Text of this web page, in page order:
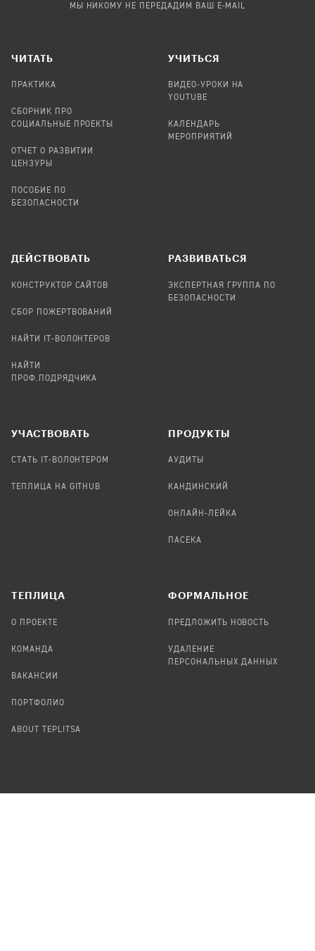
МЫ НИКОМУ НЕ ПЕРЕДАДИМ ВАШ E-MAIL
ЧИТАТЬ
ПРАКТИКА
СБОРНИК ПРО
СОЦИАЛЬНЫЕ ПРОЕКТЫ
ОТЧЕТ О РАЗВИТИИ
ЦЕНЗУРЫ
ПОСОБИЕ ПО
БЕЗОПАСНОСТИ
УЧИТЬСЯ
ВИДЕО-УРОКИ НА
YOUTUBE
КАЛЕНДАРЬ
МЕРОПРИЯТИЙ
ДЕЙСТВОВАТЬ
КОНСТРУКТОР САЙТОВ
СБОР ПОЖЕРТВОВАНИЙ
НАЙТИ IT-ВОЛОНТЕРОВ
НАЙТИ
ПРОФ.ПОДРЯДЧИКА
РАЗВИВАТЬСЯ
ЭКСПЕРТНАЯ ГРУППА ПО
БЕЗОПАСНОСТИ
УЧАСТВОВАТЬ
СТАТЬ IT-ВОЛОНТЕРОМ
ТЕПЛИЦА НА GITHUB
ПРОДУКТЫ
АУДИТЫ
КАНДИНСКИЙ
ОНЛАЙН-ЛЕЙКА
ПАСЕКА
TЕПЛИЦА
О ПРОЕКТЕ
КОМАНДА
ВАКАНСИИ
ПОРТФОЛИО
ABOUT TEPLITSA
ФОРМАЛЬНОЕ
ПРЕДЛОЖИТЬ НОВОСТЬ
УДАЛЕНИЕ
ПЕРСОНАЛЬНЫХ ДАННЫХ